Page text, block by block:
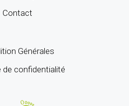
Contact
Générales
de confidentialité